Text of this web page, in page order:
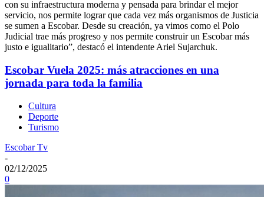
con su infraestructura moderna y pensada para brindar el mejor
servicio, nos permite lograr que cada vez más organismos de Justicia
se sumen a Escobar. Desde su creación, ya vimos como el Polo
Judicial trae más progreso y nos permite construir un Escobar más
justo e igualitario”, destacó el intendente Ariel Sujarchuk.
Escobar Vuela 2025: más atracciones en una
jornada para toda la familia
Cultura
Deporte
Turismo
Escobar Tv
-
02/12/2025
0